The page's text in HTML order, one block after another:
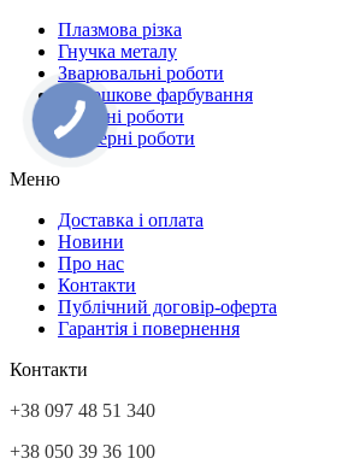
Плазмова різка
Гнучка металу
Зварювальні роботи
Порошкове фарбування
Токарні роботи
Фрезерні роботи
Меню
Доставка і оплата
Новини
Про нас
Контакти
Публічний договір-оферта
Гарантія і повернення
Контакти
+38 097 48 51 340
+38 050 39 36 100